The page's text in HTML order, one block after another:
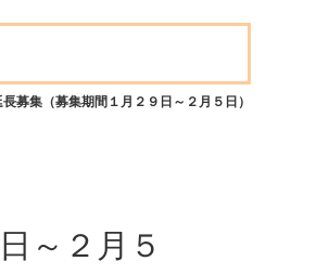
募集（募集期間１月２９日～２月５日）
～２月５